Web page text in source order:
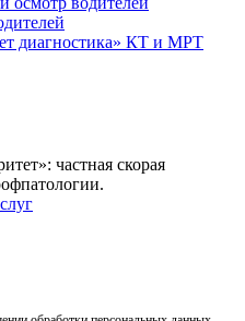
диагностика» КТ и МРТ
частная скорая